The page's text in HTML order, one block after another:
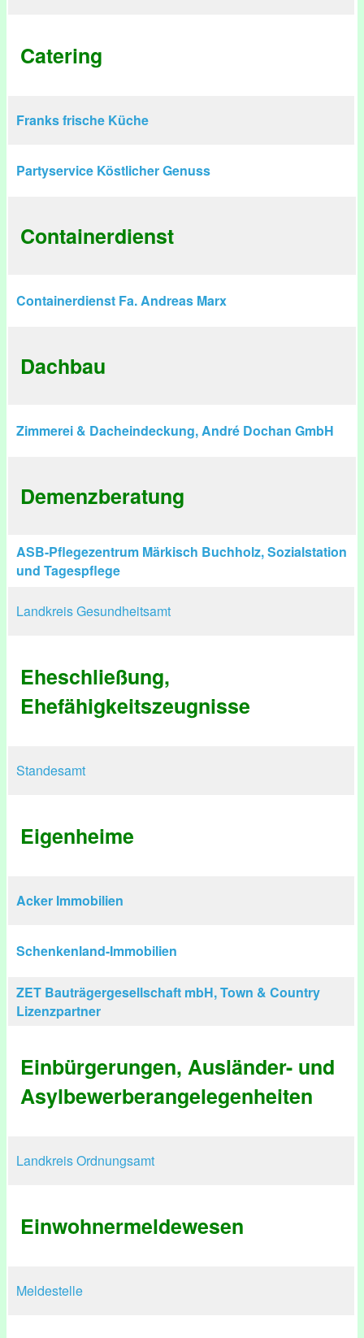
Catering
Franks frische Küche
Partyservice Köstlicher Genuss
Containerdienst
Containerdienst Fa. Andreas Marx
Dachbau
Zimmerei & Dacheindeckung, André Dochan GmbH
Demenzberatung
ASB-Pflegezentrum Märkisch Buchholz, Sozialstation
und Tagespflege
Landkreis Gesundheitsamt
Eheschließung,
Ehefähigkeitszeugnisse
Standesamt
Eigenheime
Acker Immobilien
Schenkenland-Immobilien
ZET Bauträgergesellschaft mbH, Town & Country
Lizenzpartner
Einbürgerungen, Ausländer- und
Asylbewerberangelegenheiten
Landkreis Ordnungsamt
Einwohnermeldewesen
Meldestelle